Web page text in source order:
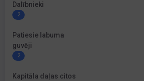
Dalībnieki
2
Patiesie labuma
guvēji
2
Kapitāla daļas citos